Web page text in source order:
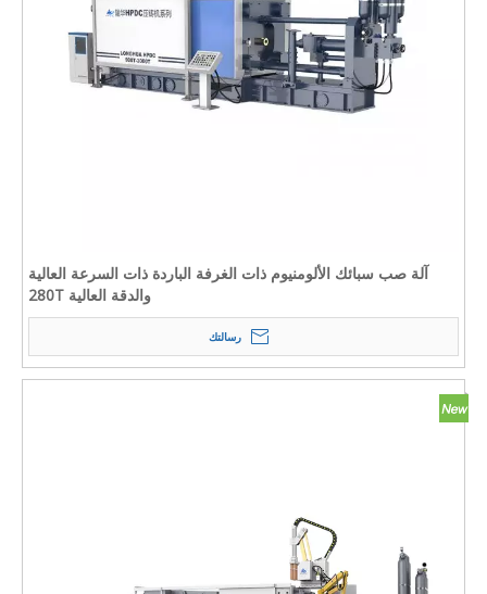
آلة صب سبائك الألومنيوم ذات الغرفة الباردة ذات السرعة العالية
والدقة العالية 280T
رسالتك